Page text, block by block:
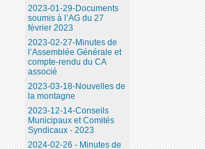
2023-01-29-Documents
soumis à l’AG du 27
février 2023
2023-02-27-Minutes de
l’Assemblée Générale et
compte-rendu du CA
associé
2023-03-18-Nouvelles de
la montagne
2023-12-14-Conseils
Municipaux et Comités
Syndicaux - 2023
2024-02-26 - Minutes de